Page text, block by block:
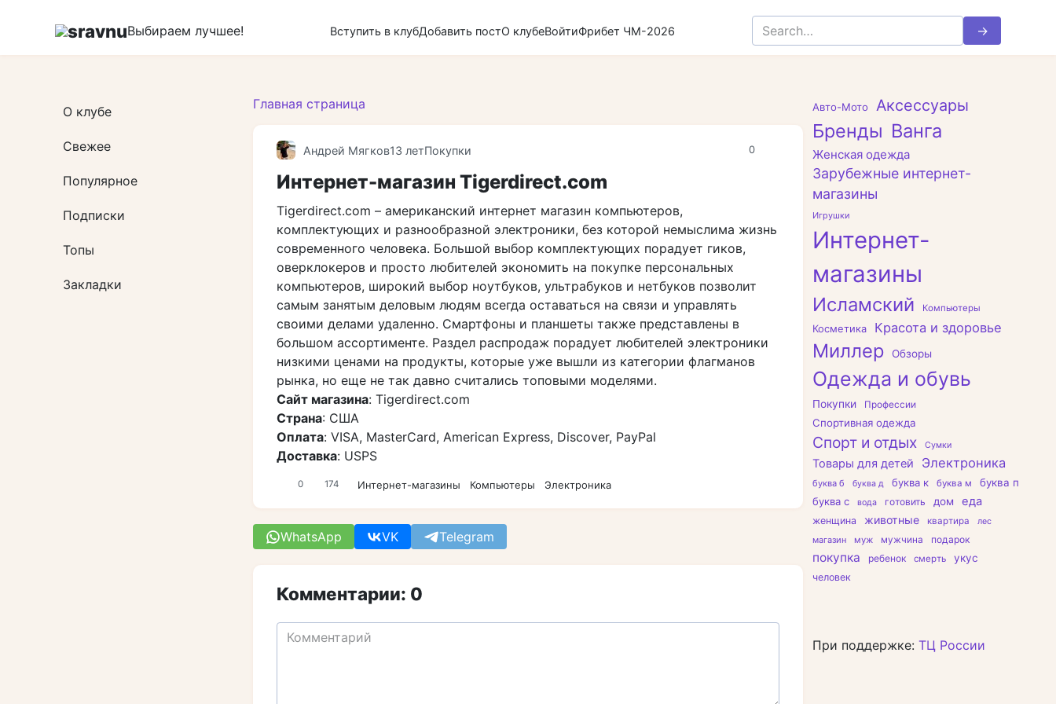
sravnuВыбираем лучшее! Вступить в клубДобавить постО клубеВойтиФрибет ЧМ-2026
Search
for:
Главная страница
0
Андрей Мягков13 летПокупки
Интернет-магазин Tigerdirect.com
Tigerdirect.com – американский интернет магазин компьютеров,
комплектующих и разнообразной электроники, без которой немыслима жизнь
современного человека. Большой выбор комплектующих порадует гиков,
оверклокеров и просто любителей экономить на покупке персональных
компьютеров, широкий выбор ноутбуков, ультрабуков и нетбуков позволит
самым занятым деловым людям всегда оставаться на связи и управлять
своими делами удаленно. Смартфоны и планшеты также представлены в
большом ассортименте. Раздел распродаж порадует любителей электроники
низкими ценами на продукты, которые уже вышли из категории флагманов
рынка, но еще не так давно считались топовыми моделями.
Сайт магазина: Tigerdirect.com
Страна: США
Оплата: VISA, MasterCard, American Express, Discover, PayPal
Доставка: USPS
0 174 Интернет-магазины Компьютеры Электроника
WhatsApp VK Telegram
Комментарии: 0
О клубе
Свежее
Популярное
Подписки
Топы
Закладки
Авто-Мото Аксессуары
Бренды Ванга
Женская одежда
Зарубежные интернет-
магазины
Игрушки
Интернет-
магазины
Исламский Компьютеры
Косметика Красота и здоровье
Миллер Обзоры
Одежда и обувь
Покупки Профессии
Спортивная одежда
Спорт и отдых Сумки
Товары для детей Электроника
буква б буква д буква к буква м
буква п
буква с
вода готовить дом еда
женщина животные квартира лес
магазин муж мужчина подарок
покупка ребенок смерть укус
человек
При поддержке: ТЦ России